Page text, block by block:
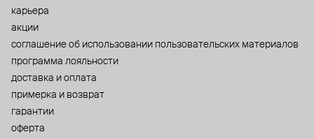
карьера
акции
cоглашение об использовании пользовательских материалов
программа лояльности
доставка и оплата
примерка и возврат
гарантии
оферта